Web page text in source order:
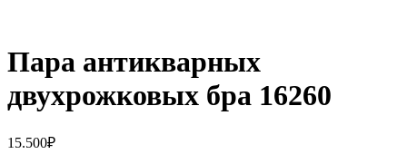
Пара антикварных
двухрожковых бра 16260
15.500₽